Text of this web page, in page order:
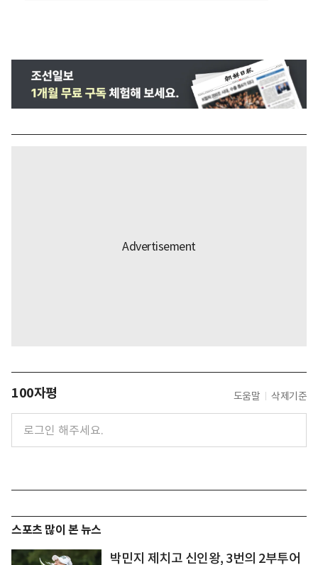
100자평 도움말 삭제기준
스포츠 많이 본 뉴스
박민지 제치고 신인왕, 3번의 2부투어